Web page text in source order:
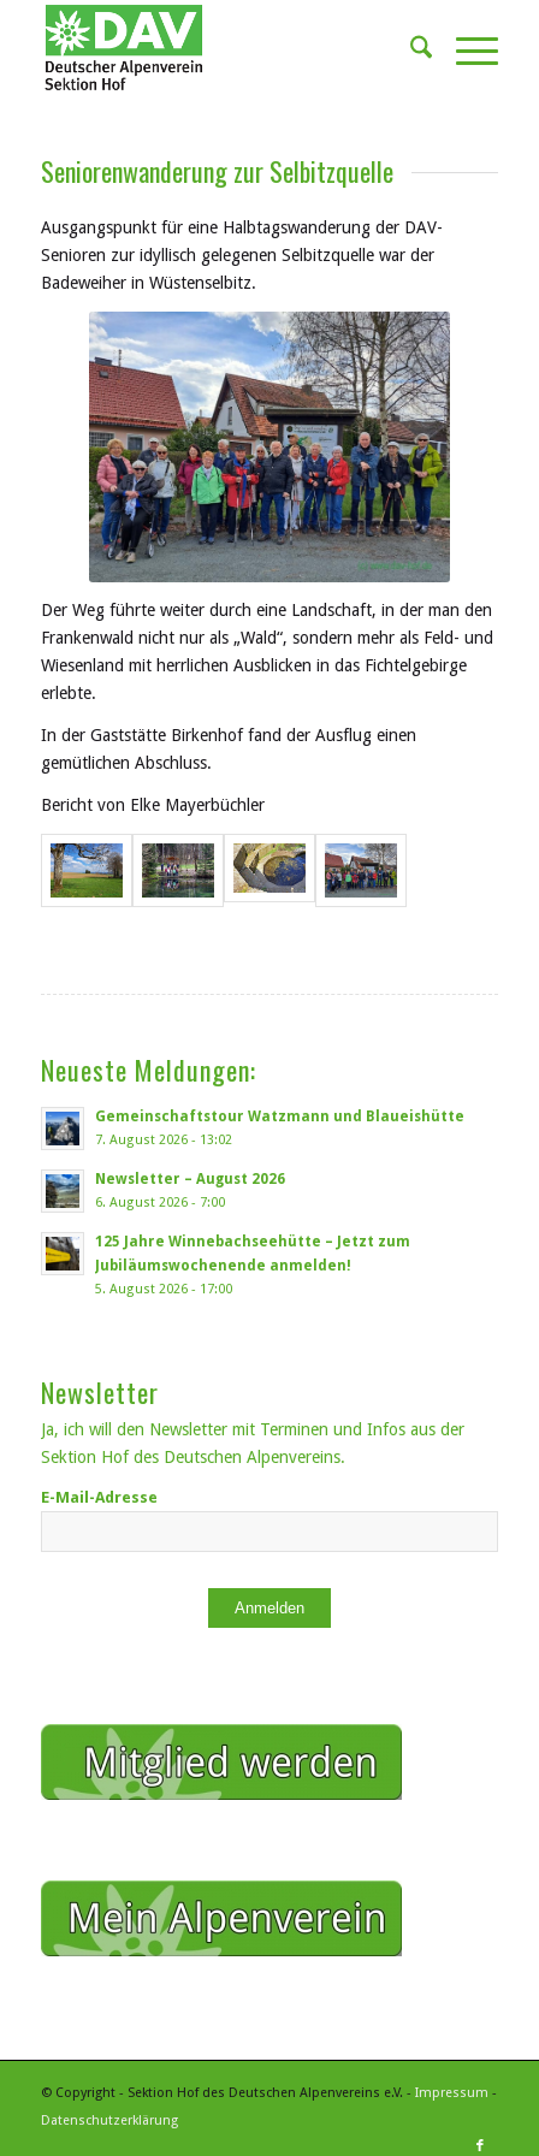
Seniorenwanderung zur Selbitzquelle
Ausgangspunkt für eine Halbtagswanderung der DAV-
Senioren zur idyllisch gelegenen Selbitzquelle war der
Badeweiher in Wüstenselbitz.
Der Weg führte weiter durch eine Landschaft, in der man den
Frankenwald nicht nur als „Wald“, sondern mehr als Feld- und
Wiesenland mit herrlichen Ausblicken in das Fichtelgebirge
erlebte.
In der Gaststätte Birkenhof fand der Ausflug einen
gemütlichen Abschluss.
Bericht von Elke Mayerbüchler
Neueste Meldungen:
Gemeinschaftstour Watzmann und Blaueishütte
7. August 2026 - 13:02
Newsletter – August 2026
6. August 2026 - 7:00
125 Jahre Winnebachseehütte – Jetzt zum
Jubiläumswochenende anmelden!
5. August 2026 - 17:00
Newsletter
Ja, ich will den Newsletter mit Terminen und Infos aus der
Sektion Hof des Deutschen Alpenvereins.
E-Mail-Adresse
Anmelden
© Copyright - Sektion Hof des Deutschen Alpenvereins e.V. - Impressum -
Datenschutzerklärung